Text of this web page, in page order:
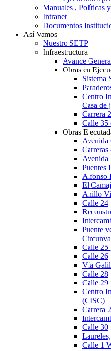
Manuales , Políticas
Intranet
Documentos
Así Vamos
Nuestro SETP
Infraestructura
Avance
Obras en
Sistema
Centro
Casa de
Carrera
Calle 35
Obras
Avenida
Carreras
Avenida
Puentes
Alfonso
El
Anillo
Calle 24
Puente
Calle 25
Calle 26
Vía
Calle 28
Calle 29
Centro
(CISC)
Carrera
Calle 30
Calle 1